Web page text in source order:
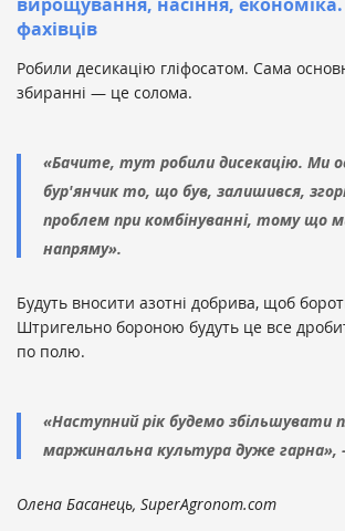
вирощування, насіння,
фахівців
Робили десикацію гліфосатом. Сама
збиранні — це солома.
«Бачите, тут робили дисекацію. Ми
бур'янчик то, що був, залишився,
проблем при комбінуванні, тому що
напряму».
Будуть вносити азотні добрива, щоб
Штригельно бороною будуть це все
по полю.
«Наступний рік будемо
маржинальна культура дуже гарна»,
Олена Басанець, SuperAgronom.com